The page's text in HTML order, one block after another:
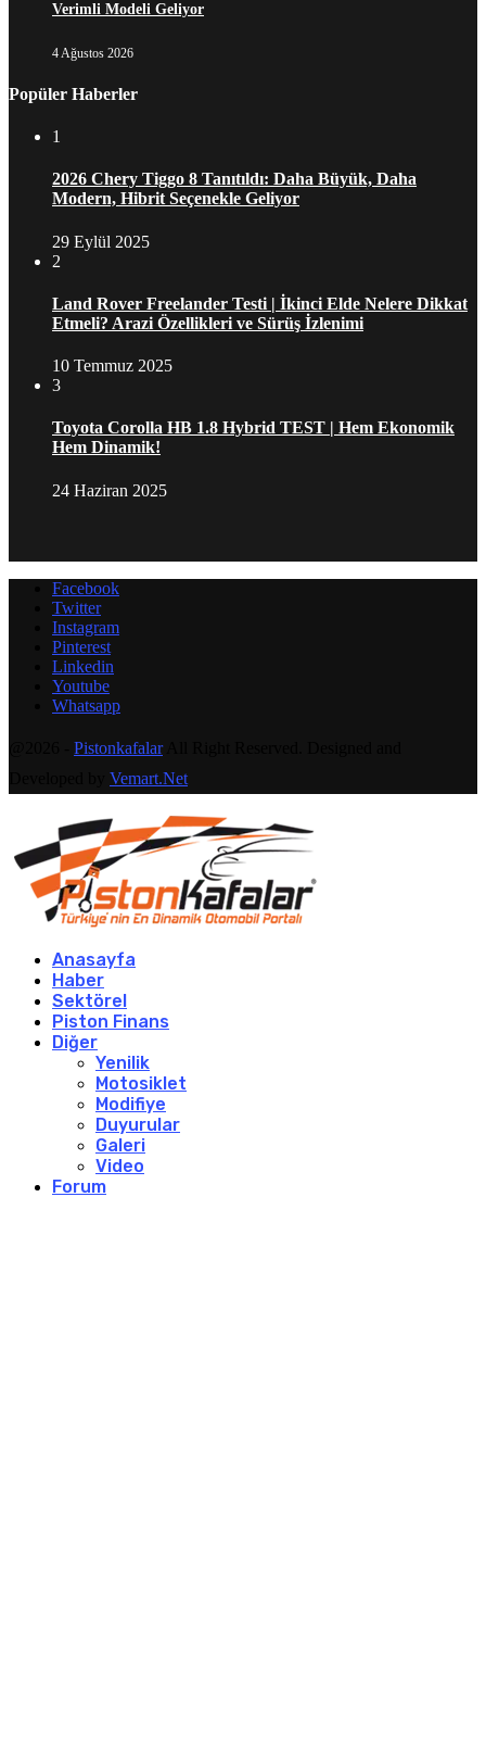
Verimli Modeli Geliyor
4 Ağustos 2026
Popüler Haberler
1
2026 Chery Tiggo 8 Tanıtıldı: Daha Büyük, Daha
Modern, Hibrit Seçenekle Geliyor
29 Eylül 2025
2
Land Rover Freelander Testi | İkinci Elde Nelere Dikkat
Etmeli? Arazi Özellikleri ve Sürüş İzlenimi
10 Temmuz 2025
3
Toyota Corolla HB 1.8 Hybrid TEST | Hem Ekonomik
Hem Dinamik!
24 Haziran 2025
Facebook
Twitter
Instagram
Pinterest
Linkedin
Youtube
Whatsapp
PistonkafalarAll Right Reserved. Designed and
Vemart.Net
Anasayfa
Haber
Sektörel
Piston Finans
Diğer
Yenilik
Motosiklet
Modifiye
Duyurular
Galeri
Video
Forum